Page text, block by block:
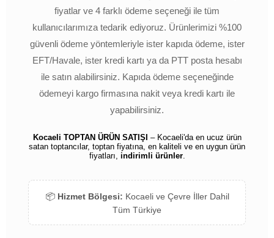
fiyatlar ve 4 farklı ödeme seçeneği ile tüm
kullanıcılarımıza tedarik ediyoruz. Ürünlerimizi %100
güvenli ödeme yöntemleriyle ister kapıda ödeme, ister
EFT/Havale, ister kredi kartı ya da PTT posta hesabı
ile satın alabilirsiniz. Kapıda ödeme seçeneğinde
ödemeyi kargo firmasına nakit veya kredi kartı ile
yapabilirsiniz.
Kocaeli TOPTAN ÜRÜN SATIŞI – Kocaeli'da en ucuz ürün
satan toptancılar, toptan fiyatına, en kaliteli ve en uygun ürün
fiyatları, indirimli ürünler.
📦 Hizmet Bölgesi: Kocaeli ve Çevre İller Dahil
Tüm Türkiye